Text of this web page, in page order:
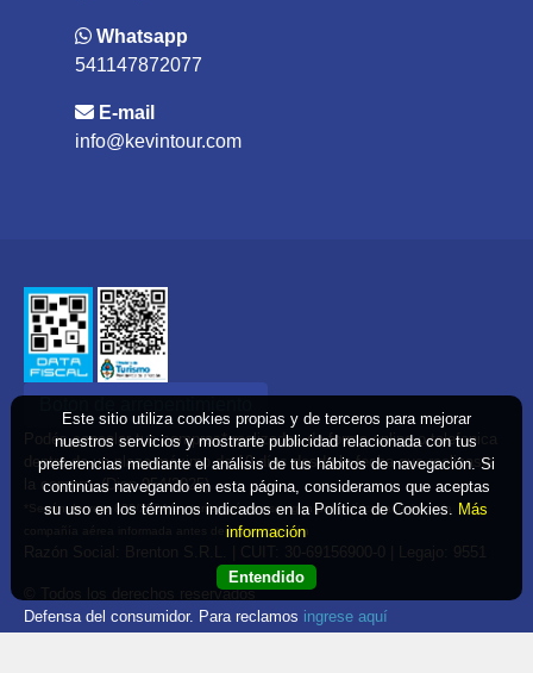
Whatsapp
541147872077
E-mail
info@kevintour.com
Podés cancelar tus compras* realizadas de forma online o telefonica
dentro de un plazo máximo de 10 días desde la fecha que realizaste
la compra. (Disp.954/2025)
*Según decreto 809/2024 las tarifas aéreas se rigen por política tarifaria de la
compañía aérea informada antes de la contratación
© Todos los derechos reservados
Defensa del consumidor. Para reclamos ingrese aquí
Este sitio utiliza cookies propias y de terceros para mejorar
nuestros servicios y mostrarte publicidad relacionada con tus
preferencias mediante el análisis de tus hábitos de navegación. Si
continúas navegando en esta página, consideramos que aceptas
su uso en los términos indicados en la Política de Cookies. Más
información
Entendido